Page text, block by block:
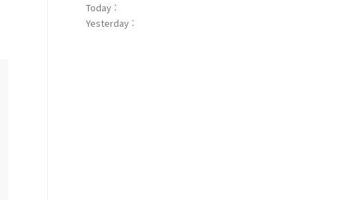
Today :
Yesterday :